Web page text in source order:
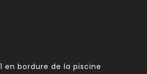
en bordure de la piscine